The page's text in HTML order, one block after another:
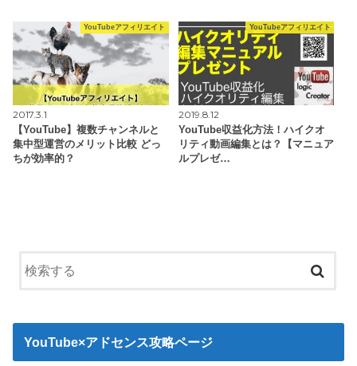
YouTubeアフィリエイト
2017.3.1
【YouTube】複数チャンネルと
集中型運営のメリット比較 どっ
ちが効率的？
YouTubeアフィリエイト
2019.8.12
YouTube収益化方法！ハイクオ
リティ動画編集とは？【マニュア
ルプレゼ…
YouTube×アドセンス攻略ページ